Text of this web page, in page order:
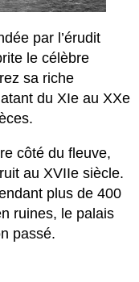
par l’érudit
le célèbre
sa riche
du XIe au XXe
côté du fleuve,
au XVIIe siècle.
plus de 400
ruines, le palais
passé.